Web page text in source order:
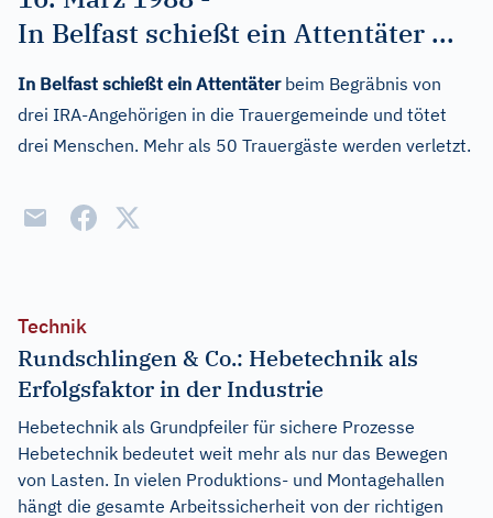
In Belfast schießt ein Attentäter ...
In Belfast schießt ein Attentäterbeim Begräbnis von
drei IRA-Angehörigen in die Trauergemeinde und tötet
drei Menschen. Mehr als 50 Trauergäste werden verletzt.
Technik
Rundschlingen & Co.: Hebetechnik als
Erfolgsfaktor in der Industrie
Hebetechnik als Grundpfeiler für sichere Prozesse
Hebetechnik bedeutet weit mehr als nur das Bewegen
von Lasten. In vielen Produktions- und Montagehallen
hängt die gesamte Arbeitssicherheit von der richtigen